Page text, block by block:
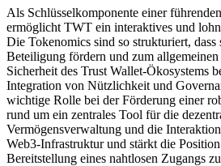
Als Schlüsselkomponente einer
ermöglicht TWT ein interaktives und
Die Tokenomics sind so strukturiert, dass
Beteiligung fördern und zum
Sicherheit des Trust Wallet-Ökosystems
Integration von Nützlichkeit und
wichtige Rolle bei der Förderung einer
rund um ein zentrales Tool für die
Vermögensverwaltung und die
Web3-Infrastruktur und stärkt die
Bereitstellung eines nahtlosen Zugangs